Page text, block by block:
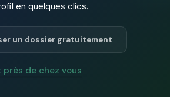
en quelques clics.
un dossier gratuitement
de chez vous